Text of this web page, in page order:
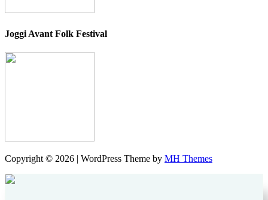
Joggi Avant Folk Festival
Copyright © 2026 | WordPress Theme by MH Themes